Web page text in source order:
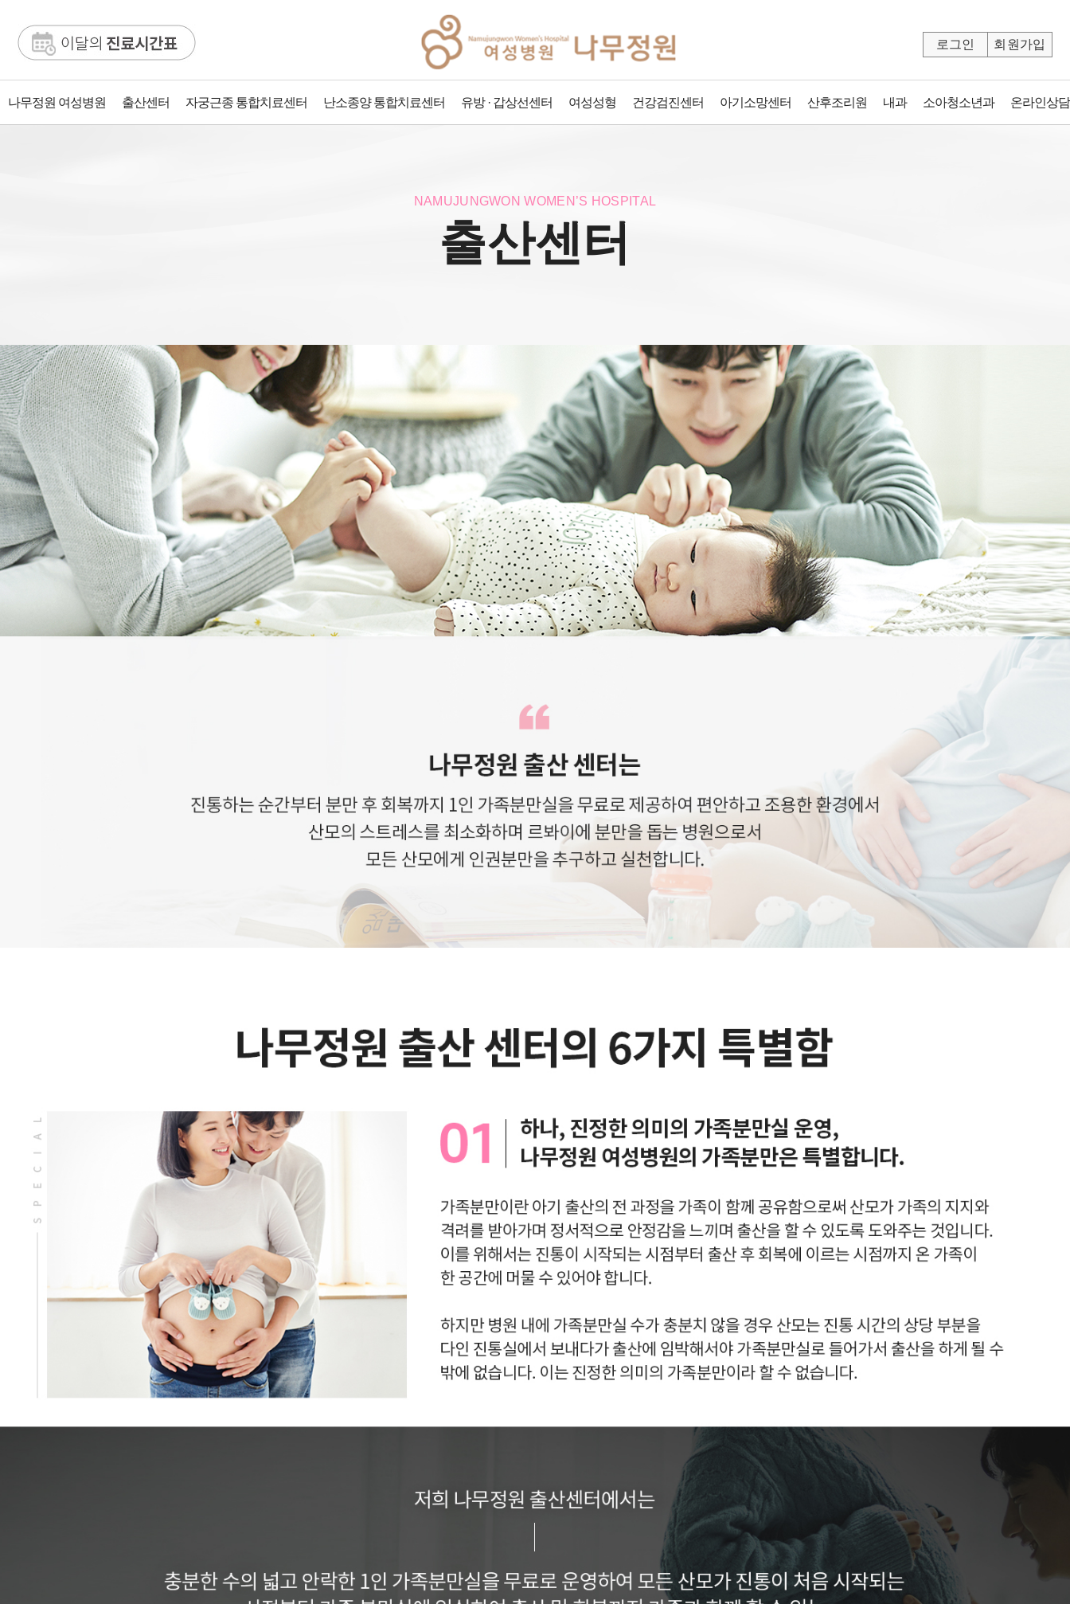
로그인 회원가입
나무정원 여성병원 출산센터 자궁근종 통합치료센터 난소종양 통합치료센터 유방 · 갑상선센터 여성성형 건강검진센터 아기소망센터 산후조리원 내과 소아청소년과 온라인상담
NAMUJUNGWON WOMEN’S HOSPITAL
출산센터